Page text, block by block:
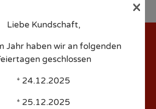
Liebe Kundschaft,
Jahr haben wir an folgenden
geschlossen
* 24.12.2025
* 25.12.2025
×